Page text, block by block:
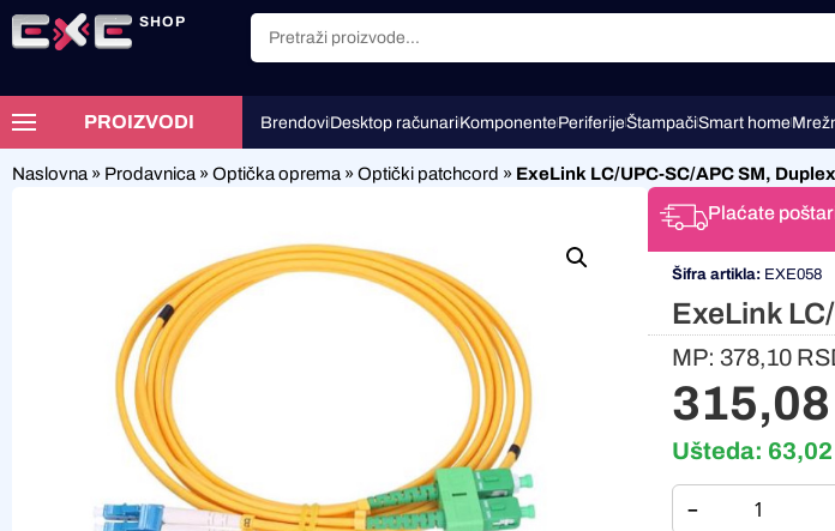
SHOP
PROIZVODI BrendoviDesktop računariKomponentePeriferijeŠtampačiSmart home
Naslovna » Prodavnica » Optička oprema » Optički patchcord » ExeLink LC/UPC-SC/APC SM,
Plaćate
Šifra artikla: EXE058
ExeLink
MP: 378,10
315,08
Ušteda: 63,02
−